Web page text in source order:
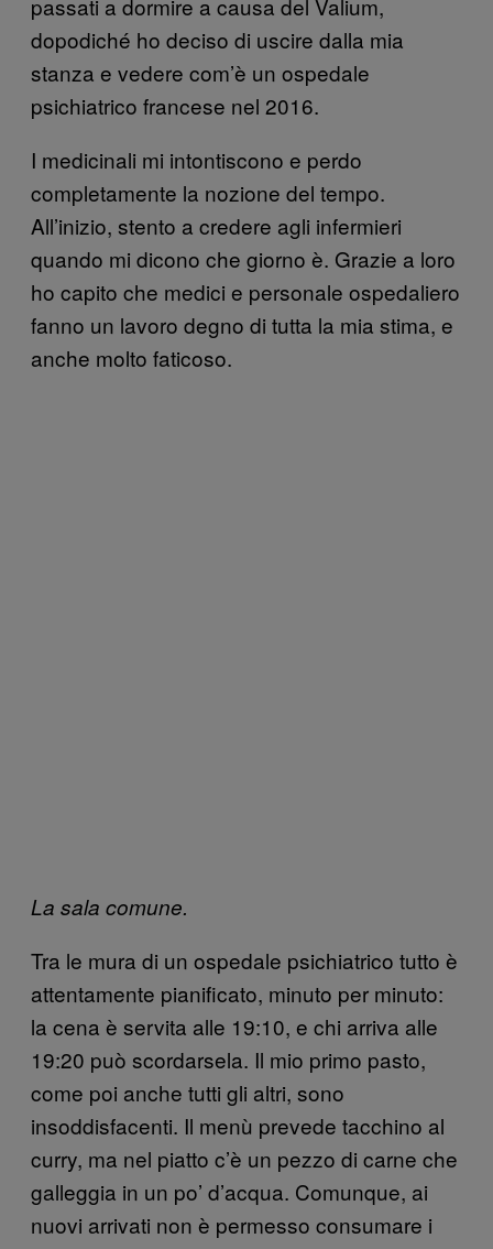
dopodiché ho deciso di uscire dalla mia
stanza e vedere com’è un ospedale
psichiatrico francese nel 2016.
I medicinali mi intontiscono e perdo
completamente la nozione del tempo.
All’inizio, stento a credere agli infermieri
quando mi dicono che giorno è. Grazie a loro
ho capito che medici e personale ospedaliero
fanno un lavoro degno di tutta la mia stima, e
anche molto faticoso.
La sala comune.
Tra le mura di un ospedale psichiatrico tutto è
attentamente pianificato, minuto per minuto:
la cena è servita alle 19:10, e chi arriva alle
19:20 può scordarsela. Il mio primo pasto,
come poi anche tutti gli altri, sono
insoddisfacenti. Il menù prevede tacchino al
curry, ma nel piatto c’è un pezzo di carne che
galleggia in un po’ d’acqua. Comunque, ai
nuovi arrivati non è permesso consumare i